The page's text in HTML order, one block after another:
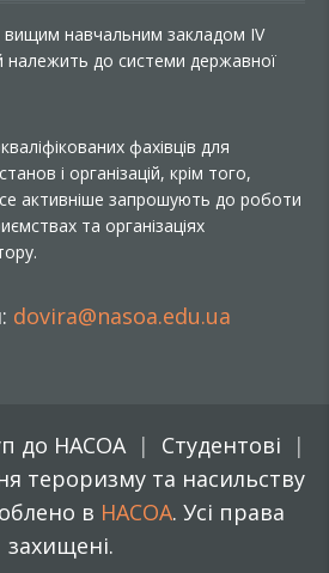
навчальним закладом IV
належить до системи державної
фахівців для
і організацій, крім того,
активніше запрошують до роботи
та організаціях
dovira@nasoa.edu.ua
до НАСОА
Студентові
тероризму та насильству
в НАСОА. Усі права
захищені.